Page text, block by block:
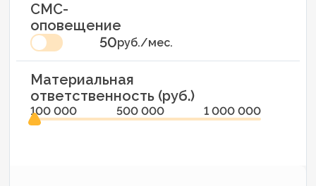
СМС-
оповещение
50руб./мес.
Материальная
ответственность (руб.)
100 000 500 000 1 000 000